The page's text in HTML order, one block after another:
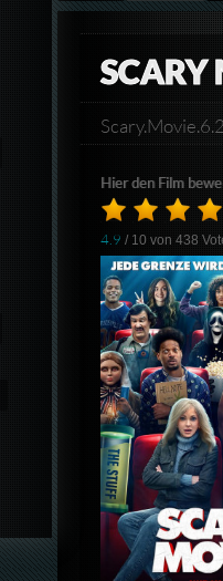
SCARY
Hier den Film
4.9 / 10 von438